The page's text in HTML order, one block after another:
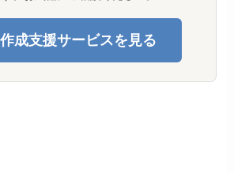
成支援サービスを見る